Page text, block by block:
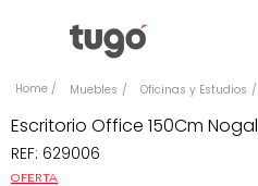
Muebles Oficinas y Estudios
Escritorio Office 150Cm Nogal
REF: 629006
OFERTA
Comedor
Escritorio